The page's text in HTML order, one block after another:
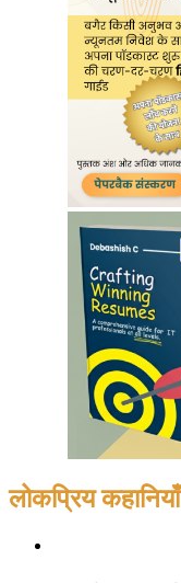
लोकप्रिय कहानियाँ